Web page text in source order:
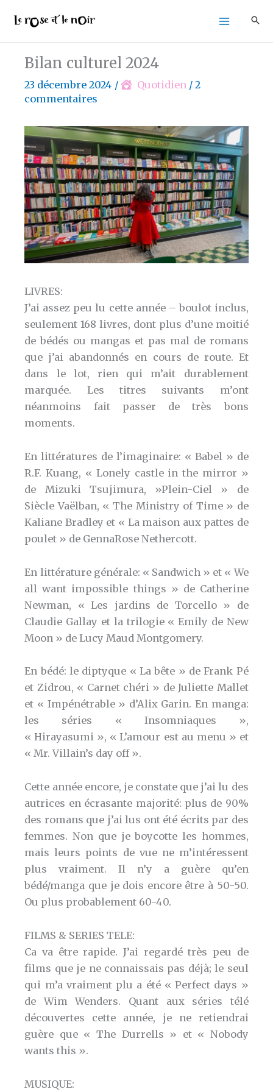
contenu
Bilan culturel 2024
23 décembre 2024 / Quotidien/ 2
commentaires
LIVRES:
J’ai assez peu lu cette année – boulot inclus,
seulement 168 livres, dont plus d’une moitié
de bédés ou mangas et pas mal de romans
que j’ai abandonnés en cours de route. Et
dans le lot, rien qui m’ait durablement
marquée. Les titres suivants m’ont
néanmoins fait passer de très bons
moments.
En littératures de l’imaginaire: « Babel » de
R.F. Kuang, « Lonely castle in the mirror »
de Mizuki Tsujimura, »Plein-Ciel » de
Siècle Vaëlban, « The Ministry of Time » de
Kaliane Bradley et « La maison aux pattes de
poulet » de GennaRose Nethercott.
En littérature générale: « Sandwich » et « We
all want impossible things » de Catherine
Newman, « Les jardins de Torcello » de
Claudie Gallay et la trilogie « Emily de New
Moon » de Lucy Maud Montgomery.
En bédé: le diptyque « La bête » de Frank Pé
et Zidrou, « Carnet chéri » de Juliette Mallet
et « Impénétrable » d’Alix Garin. En manga:
les séries « Insomniaques »,
« Hirayasumi », « L’amour est au menu » et
« Mr. Villain’s day off ».
Cette année encore, je constate que j’ai lu des
autrices en écrasante majorité: plus de 90%
des romans que j’ai lus ont été écrits par des
femmes. Non que je boycotte les hommes,
mais leurs points de vue ne m’intéressent
plus vraiment. Il n’y a guère qu’en
bédé/manga que je dois encore être à 50-50.
Ou plus probablement 60-40.
FILMS & SERIES TELE:
Ca va être rapide. J’ai regardé très peu de
films que je ne connaissais pas déjà; le seul
qui m’a vraiment plu a été « Perfect days »
de Wim Wenders. Quant aux séries télé
découvertes cette année, je ne retiendrai
guère que « The Durrells » et « Nobody
wants this ».
MUSIQUE: